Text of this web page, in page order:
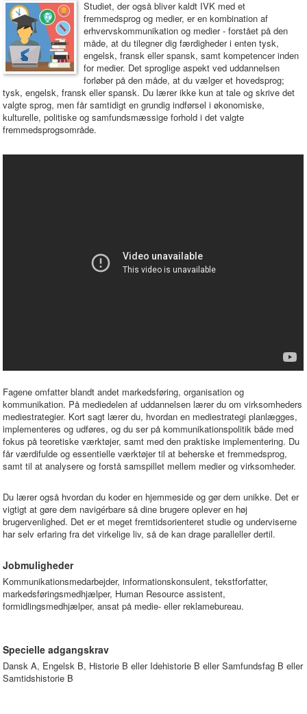
Studiet, der også bliver kaldt IVK med et
fremmedsprog og medier, er en kombination af
erhvervskommunikation og medier - forstået på den
måde, at du tilegner dig færdigheder i enten tysk,
engelsk, fransk eller spansk, samt kompetencer inden
for medier. Det sproglige aspekt ved uddannelsen
forløber på den måde, at du vælger et hovedsprog;
tysk, engelsk, fransk eller spansk. Du lærer ikke kun at tale og skrive det
valgte sprog, men får samtidigt en grundig indførsel i økonomiske,
kulturelle, politiske og samfundsmæssige forhold i det valgte
fremmedsprogsområde.
Fagene omfatter blandt andet markedsføring, organisation og
kommunikation. På mediedelen af uddannelsen lærer du om virksomheders
mediestrategier. Kort sagt lærer du, hvordan en mediestrategi planlægges,
implementeres og udføres, og du ser på kommunikationspolitik både med
fokus på teoretiske værktøjer, samt med den praktiske implementering. Du
får værdifulde og essentielle værktøjer til at beherske et fremmedsprog,
samt til at analysere og forstå samspillet mellem medier og virksomheder.
Du lærer også hvordan du koder en hjemmeside og gør dem unikke. Det er
vigtigt at gøre dem navigérbare så dine brugere oplever en høj
brugervenlighed. Det er et meget fremtidsorienteret studie og underviserne
har selv erfaring fra det virkelige liv, så de kan drage paralleller dertil.
Jobmuligheder
Kommunikationsmedarbejder, informationskonsulent, tekstforfatter,
markedsføringsmedhjælper, Human Resource assistent,
formidlingsmedhjælper, ansat på medie- eller reklamebureau.
Specielle adgangskrav
Dansk A, Engelsk B, Historie B eller Idehistorie B eller Samfundsfag B eller
Samtidshistorie B